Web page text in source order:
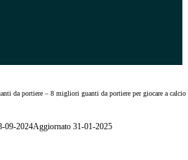
da portiere – 8 migliori guanti da portiere per giocare a calcio
09-2024Aggiornato 31-01-2025